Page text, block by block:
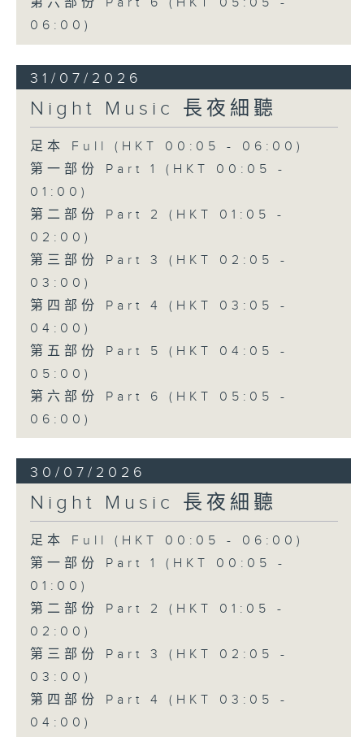
第六部份 Part 6 (HKT 05:05 -
06:00)
31/07/2026
Night Music 長夜細聽
足本 Full (HKT 00:05 - 06:00)
第一部份 Part 1 (HKT 00:05 -
01:00)
第二部份 Part 2 (HKT 01:05 -
02:00)
第三部份 Part 3 (HKT 02:05 -
03:00)
第四部份 Part 4 (HKT 03:05 -
04:00)
第五部份 Part 5 (HKT 04:05 -
05:00)
第六部份 Part 6 (HKT 05:05 -
06:00)
30/07/2026
Night Music 長夜細聽
足本 Full (HKT 00:05 - 06:00)
第一部份 Part 1 (HKT 00:05 -
01:00)
第二部份 Part 2 (HKT 01:05 -
02:00)
第三部份 Part 3 (HKT 02:05 -
03:00)
第四部份 Part 4 (HKT 03:05 -
04:00)